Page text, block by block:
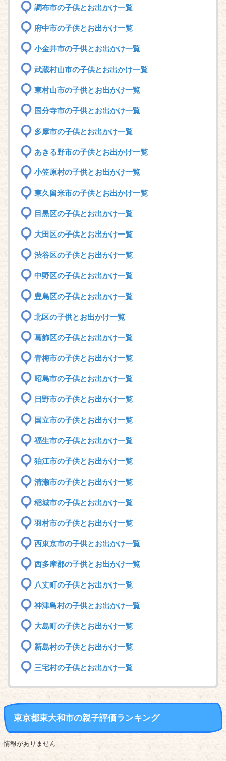
調布市の子供とお出かけ一覧
府中市の子供とお出かけ一覧
小金井市の子供とお出かけ一覧
武蔵村山市の子供とお出かけ一覧
東村山市の子供とお出かけ一覧
国分寺市の子供とお出かけ一覧
多摩市の子供とお出かけ一覧
あきる野市の子供とお出かけ一覧
小笠原村の子供とお出かけ一覧
東久留米市の子供とお出かけ一覧
目黒区の子供とお出かけ一覧
大田区の子供とお出かけ一覧
渋谷区の子供とお出かけ一覧
中野区の子供とお出かけ一覧
豊島区の子供とお出かけ一覧
北区の子供とお出かけ一覧
葛飾区の子供とお出かけ一覧
青梅市の子供とお出かけ一覧
昭島市の子供とお出かけ一覧
日野市の子供とお出かけ一覧
国立市の子供とお出かけ一覧
福生市の子供とお出かけ一覧
狛江市の子供とお出かけ一覧
清瀬市の子供とお出かけ一覧
稲城市の子供とお出かけ一覧
羽村市の子供とお出かけ一覧
西東京市の子供とお出かけ一覧
西多摩郡の子供とお出かけ一覧
八丈町の子供とお出かけ一覧
神津島村の子供とお出かけ一覧
大島町の子供とお出かけ一覧
新島村の子供とお出かけ一覧
三宅村の子供とお出かけ一覧
東京都東大和市の親子評価ランキング
情報がありません